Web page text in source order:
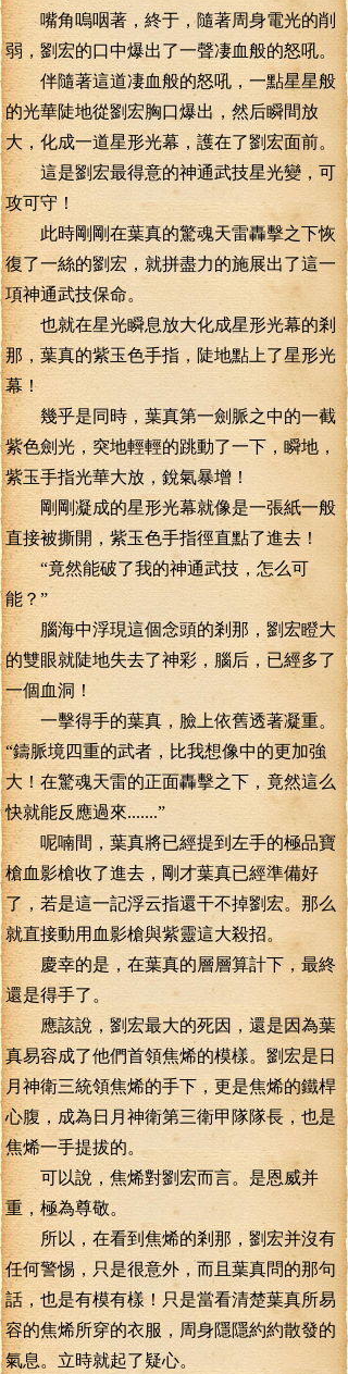
嘴角嗚咽著，終于，隨著周身電光的削
弱，劉宏的口中爆出了一聲凄血般的怒吼。
伴隨著這道凄血般的怒吼，一點星星般
的光華陡地從劉宏胸口爆出，然后瞬間放
大，化成一道星形光幕，護在了劉宏面前。
這是劉宏最得意的神通武技星光變，可
攻可守！
此時剛剛在葉真的驚魂天雷轟擊之下恢
復了一絲的劉宏，就拼盡力的施展出了這一
項神通武技保命。
也就在星光瞬息放大化成星形光幕的剎
那，葉真的紫玉色手指，陡地點上了星形光
幕！
幾乎是同時，葉真第一劍脈之中的一截
紫色劍光，突地輕輕的跳動了一下，瞬地，
紫玉手指光華大放，銳氣暴增！
剛剛凝成的星形光幕就像是一張紙一般
直接被撕開，紫玉色手指徑直點了進去！
“竟然能破了我的神通武技，怎么可
能？”
腦海中浮現這個念頭的剎那，劉宏瞪大
的雙眼就陡地失去了神彩，腦后，已經多了
一個血洞！
一擊得手的葉真，臉上依舊透著凝重。
“鑄脈境四重的武者，比我想像中的更加強
大！在驚魂天雷的正面轟擊之下，竟然這么
快就能反應過來.......”
呢喃間，葉真將已經提到左手的極品寶
槍血影槍收了進去，剛才葉真已經準備好
了，若是這一記浮云指還干不掉劉宏。那么
就直接動用血影槍與紫靈這大殺招。
慶幸的是，在葉真的層層算計下，最終
還是得手了。
應該說，劉宏最大的死因，還是因為葉
真易容成了他們首領焦烯的模樣。劉宏是日
月神衛三統領焦烯的手下，更是焦烯的鐵桿
心腹，成為日月神衛第三衛甲隊隊長，也是
焦烯一手提拔的。
可以說，焦烯對劉宏而言。是恩威并
重，極為尊敬。
所以，在看到焦烯的剎那，劉宏并沒有
任何警惕，只是很意外，而且葉真問的那句
話，也是有模有樣！只是當看清楚葉真所易
容的焦烯所穿的衣服，周身隱隱約約散發的
氣息。立時就起了疑心。